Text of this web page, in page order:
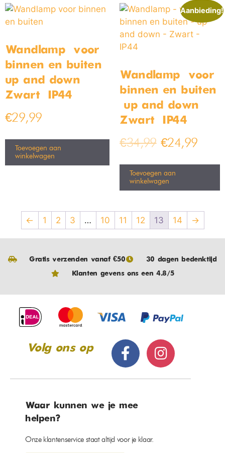
Wandlamp – voor
binnen en buiten –
up and down –
Zwart – IP44
€29,99
Toevoegen aan
winkelwagen
Aanbieding!
Wandlamp – voor
binnen en buiten
– up and down –
Zwart – IP44
€34,99 €24,99
Toevoegen aan
winkelwagen
← 1 2 3 … 10 11 12 13 14 →
Gratis verzenden vanaf €50
30 dagen bedenktijd
Klanten gevens ons een 4.8/5
Volg ons op
Waar kunnen we je mee
helpen?
Onze klantenservice staat altijd voor je klaar.